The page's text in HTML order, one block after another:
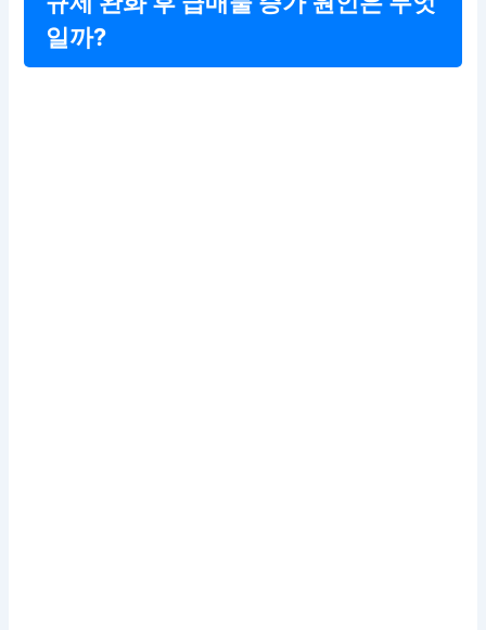
일까?